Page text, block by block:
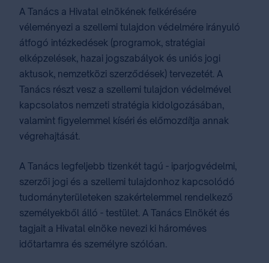
A Tanács a Hivatal elnökének felkérésére
véleményezi a szellemi tulajdon védelmére irányuló
átfogó intézkedések (programok, stratégiai
elképzelések, hazai jogszabályok és uniós jogi
aktusok, nemzetközi szerződések) tervezetét. A
Tanács részt vesz a szellemi tulajdon védelmével
kapcsolatos nemzeti stratégia kidolgozásában,
valamint figyelemmel kíséri és előmozdítja annak
végrehajtását.
A Tanács legfeljebb tizenkét tagú - iparjogvédelmi,
szerzői jogi és a szellemi tulajdonhoz kapcsolódó
tudományterületeken szakértelemmel rendelkező
személyekből álló - testület. A Tanács Elnökét és
tagjait a Hivatal elnöke nevezi ki hároméves
időtartamra és személyre szólóan.